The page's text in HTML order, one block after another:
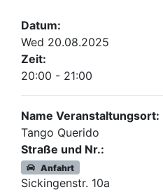
Datum:
Wed 20.08.2025
Zeit:
20:00 - 21:00
Name Veranstaltungsort:
Tango Querido
Straße und Nr.:
Anfahrt
Sickingenstr. 10a